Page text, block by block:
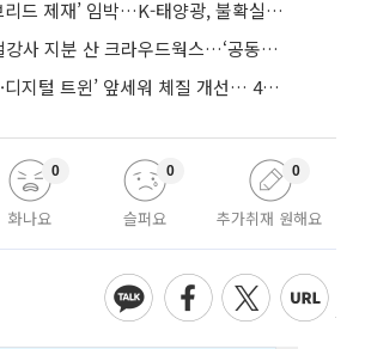
美 ‘232조 하이브리드 제재’ 임박…K-태양광, 불확실성 털고 날개 다나
자기자본 70% 철강사 지분 산 크라우드웍스…‘공동경영’으로 AI 시너지 낼까
E8, ‘온톨로지 AI·디지털 트윈’ 앞세워 체질 개선… 4분기 흑자전환 총력
화나요
0
슬퍼요
0
추가취재 원해요
0